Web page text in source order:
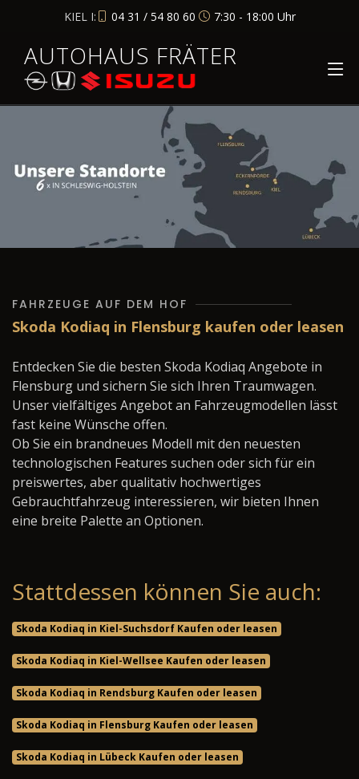
KIEL I: 04 31 / 54 80 60 7:30 - 18:00 Uhr
AUTOHAUS FRÄTER
FAHRZEUGE AUF DEM HOF
Skoda Kodiaq in Flensburg kaufen oder leasen
Entdecken Sie die besten Skoda Kodiaq Angebote in
Flensburg und sichern Sie sich Ihren Traumwagen.
Unser vielfältiges Angebot an Fahrzeugmodellen lässt
fast keine Wünsche offen.
Ob Sie ein brandneues Modell mit den neuesten
technologischen Features suchen oder sich für ein
preiswertes, aber qualitativ hochwertiges
Gebrauchtfahrzeug interessieren, wir bieten Ihnen
eine breite Palette an Optionen.
Stattdessen können Sie auch:
Skoda Kodiaq in Kiel-Suchsdorf Kaufen oder leasen
Skoda Kodiaq in Kiel-Wellsee Kaufen oder leasen
Skoda Kodiaq in Rendsburg Kaufen oder leasen
Skoda Kodiaq in Flensburg Kaufen oder leasen
Skoda Kodiaq in Lübeck Kaufen oder leasen